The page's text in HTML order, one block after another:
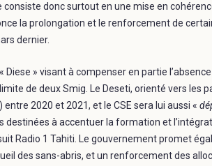
consiste donc surtout en une mise en
la prolongation et le renforcement de
dernier.
Diese » visant à compenser en partie
de deux Smig. Le Deseti, orienté vers les
2020 et 2021, et le CSE sera lui aussi «
destinées à accentuer la formation et
Radio 1 Tahiti. Le gouvernement promet
des sans-abris, et un renforcement des